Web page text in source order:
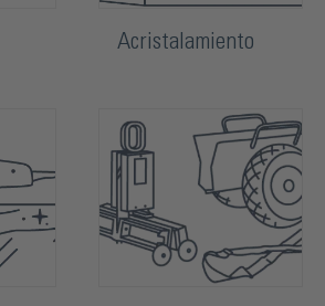
Acristalamiento